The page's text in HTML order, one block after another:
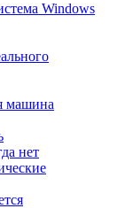
Windows
машина
нет